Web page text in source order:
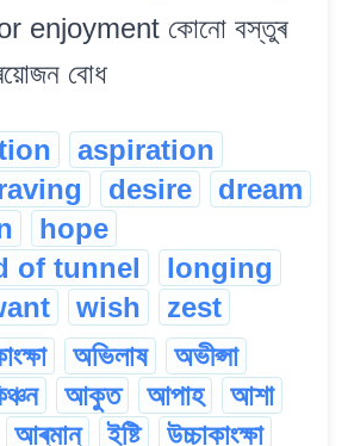
enjoyment কোনো বস্তুৰ
বোধ
aspiration
desire
dream
hope
of tunnel
longing
wish zest
অভিলাষ
অভীপ্সা
আকুত আপাহ
আশা
আৰ্‌মান্ ইষ্টি
উচ্চাকাংক্ষা